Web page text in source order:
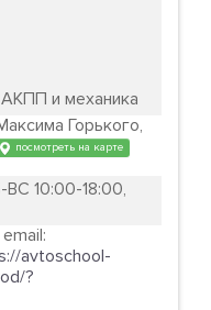
АКПП и механика
Горького,
посмотреть на карте
10:00-18:00,
avtoschool-
?